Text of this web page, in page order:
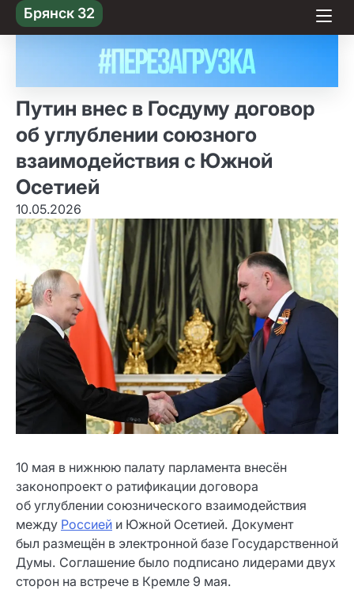
Skip
to content
Брянск 32
Путин внес в Госдуму договор
об углублении союзного
взаимодействия с Южной
Осетией
10.05.2026
10 мая в нижнюю палату парламента внесён
законопроект о ратификации договора
об углублении союзнического взаимодействия
между Россией и Южной Осетией. Документ
был размещён в электронной базе Государственной
Думы. Соглашение было подписано лидерами двух
сторон на встрече в Кремле 9 мая.